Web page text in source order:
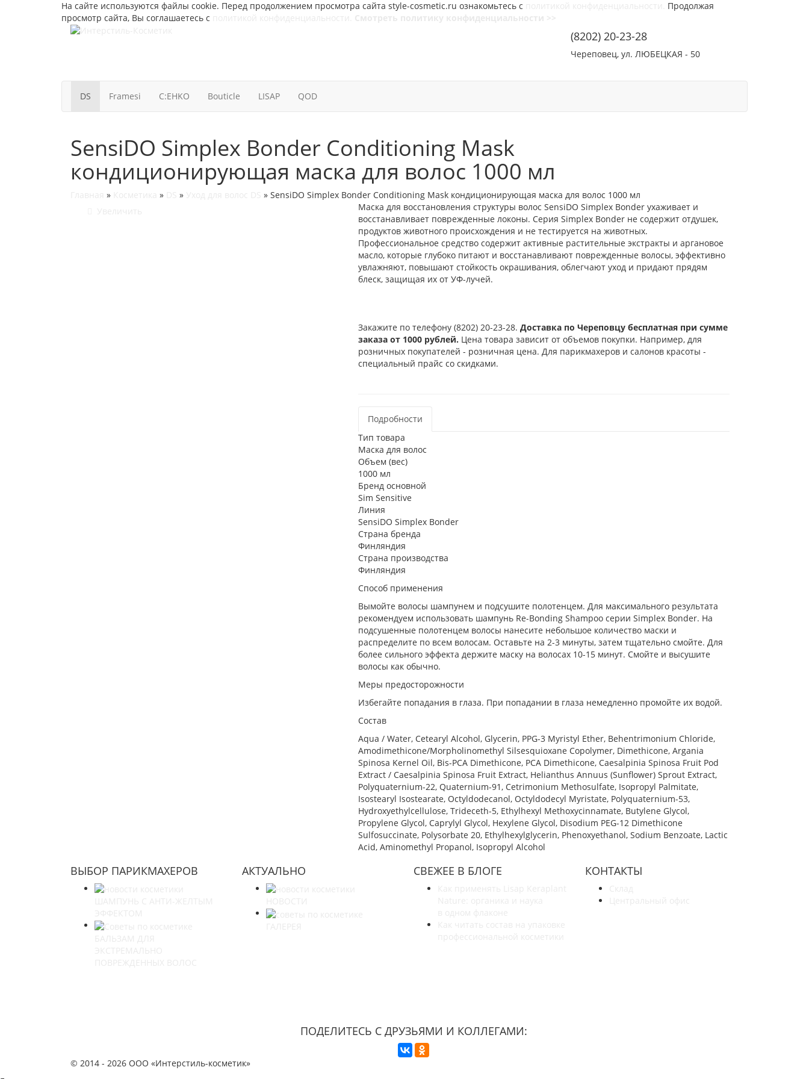
На сайте используются файлы cookie. Перед продолжением просмотра сайта style-cosmetic.ru ознакомьтесь с
Продолжая
просмотр сайта, Вы соглашаетесь с
(8202) 20-23-28
Череповец, ул. ЛЮБЕЦКАЯ - 50
DS Framesi C:EHKO Bouticle LISAP QOD
SensiDO Simplex Bonder Conditioning Mask
кондиционирующая маска для волос 1000 мл
» » » » SensiDO Simplex Bonder Conditioning Mask кондиционирующая маска для волос 1000 мл
Маска для восстановления структуры волос SensiDO Simplex Bonder ухаживает и
восстанавливает поврежденные локоны. Серия Simplex Bonder не содержит отдушек,
продуктов животного происхождения и не тестируется на животных.
Профессиональное средство содержит активные растительные экстракты и аргановое
масло, которые глубоко питают и восстанавливают поврежденные волосы, эффективно
увлажняют, повышают стойкость окрашивания, облегчают уход и придают прядям
блеск, защищая их от УФ-лучей.
Закажите по телефону (8202) 20-23-28. Доставка по Череповцу бесплатная при сумме
заказа от 1000 рублей. Цена товара зависит от объемов покупки. Например, для
розничных покупателей - розничная цена. Для парикмахеров и салонов красоты -
специальный прайс со скидками.
Подробности
Тип товара
Маска для волос
Объем (вес)
1000 мл
Бренд основной
Sim Sensitive
Линия
SensiDO Simplex Bonder
Страна бренда
Финляндия
Страна производства
Финляндия
Способ применения
Вымойте волосы шампунем и подсушите полотенцем. Для максимального результата
рекомендуем использовать шампунь Re-Bonding Shampoo серии Simplex Bonder. На
подсушенные полотенцем волосы нанесите небольшое количество маски и
распределите по всем волосам. Оставьте на 2-3 минуты, затем тщательно смойте. Для
более сильного эффекта держите маску на волосах 10-15 минут. Смойте и высушите
волосы как обычно.
Меры предосторожности
Избегайте попадания в глаза. При попадании в глаза немедленно промойте их водой.
Состав
Aqua / Water, Cetearyl Alcohol, Glycerin, PPG-3 Myristyl Ether, Behentrimonium Chloride,
Amodimethicone/Morpholinomethyl Silsesquioxane Copolymer, Dimethicone, Argania
Spinosa Kernel Oil, Bis-PCA Dimethicone, PCA Dimethicone, Caesalpinia Spinosa Fruit Pod
Extract / Caesalpinia Spinosa Fruit Extract, Helianthus Annuus (Sunflower) Sprout Extract,
Polyquaternium-22, Quaternium-91, Cetrimonium Methosulfate, Isopropyl Palmitate,
Isostearyl Isostearate, Octyldodecanol, Octyldodecyl Myristate, Polyquaternium-53,
Hydroxyethylcellulose, Trideceth-5, Ethylhexyl Methoxycinnamate, Butylene Glycol,
Propylene Glycol, Caprylyl Glycol, Hexylene Glycol, Disodium PEG-12 Dimethicone
Sulfosuccinate, Polysorbate 20, Ethylhexylglycerin, Phenoxyethanol, Sodium Benzoate, Lactic
Acid, Aminomethyl Propanol, Isopropyl Alcohol
ВЫБОР ПАРИКМАХЕРОВ АКТУАЛЬНО СВЕЖЕЕ В БЛОГЕ КОНТАКТЫ
ПОДЕЛИТЕСЬ С ДРУЗЬЯМИ И КОЛЛЕГАМИ:
© 2014 - 2026 ООО «Интерстиль-косметик»